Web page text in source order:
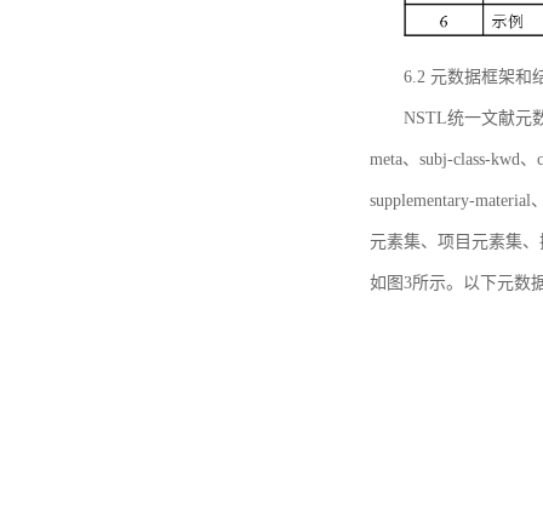
6.2 元数据框架和
NSTL统一文献元
meta、subj-class-kwd
supplementary-
元素集、项目元素集
如图3所示。以下元数